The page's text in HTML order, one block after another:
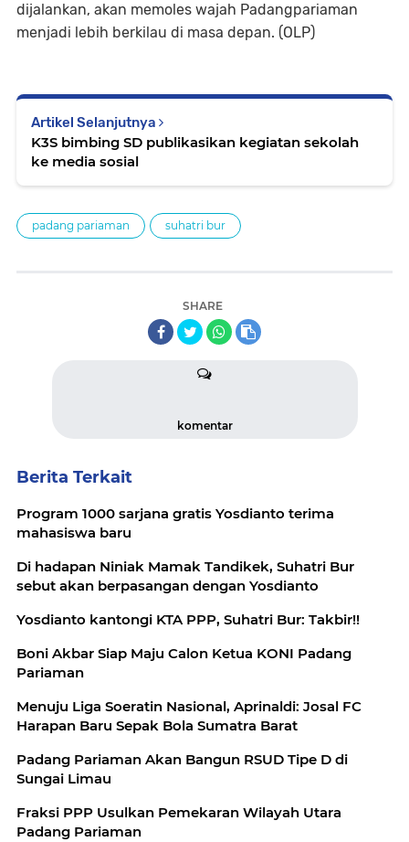
dijalankan, akan memoles wajah Padangpariaman
menjadi lebih berkilau di masa depan. (OLP)
Artikel Selanjutnya
K3S bimbing SD publikasikan kegiatan sekolah
ke media sosial
padang pariaman suhatri bur
SHARE
komentar
Berita Terkait
Program 1000 sarjana gratis Yosdianto terima
mahasiswa baru
Di hadapan Niniak Mamak Tandikek, Suhatri Bur
sebut akan berpasangan dengan Yosdianto
Yosdianto kantongi KTA PPP, Suhatri Bur: Takbir!!
Boni Akbar Siap Maju Calon Ketua KONI Padang
Pariaman
Menuju Liga Soeratin Nasional, Aprinaldi: Josal FC
Harapan Baru Sepak Bola Sumatra Barat
Padang Pariaman Akan Bangun RSUD Tipe D di
Sungai Limau
Fraksi PPP Usulkan Pemekaran Wilayah Utara
Padang Pariaman